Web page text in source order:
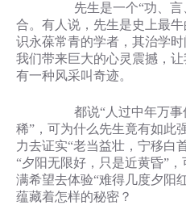
先生是一个“功、言、
合。有人说，先生是史上最
识永葆常青的学者，其治学
我们带来巨大的心灵震撼，
有一种风采叫奇迹。
都说“人过中年万事休”
稀”，可为什么先生竟有如此
力去证实“老当益壮，宁移白
“夕阳无限好，只是近黄昏”
满希望去体验“难得几度夕阳
蕴藏着怎样的秘密？